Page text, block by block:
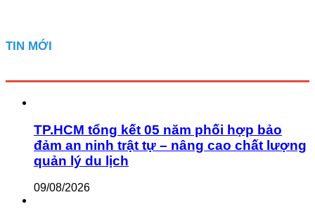
TIN MỚI
TP.HCM tổng kết 05 năm phối hợp bảo
đảm an ninh trật tự – nâng cao chất lượng
quản lý du lịch
09/08/2026